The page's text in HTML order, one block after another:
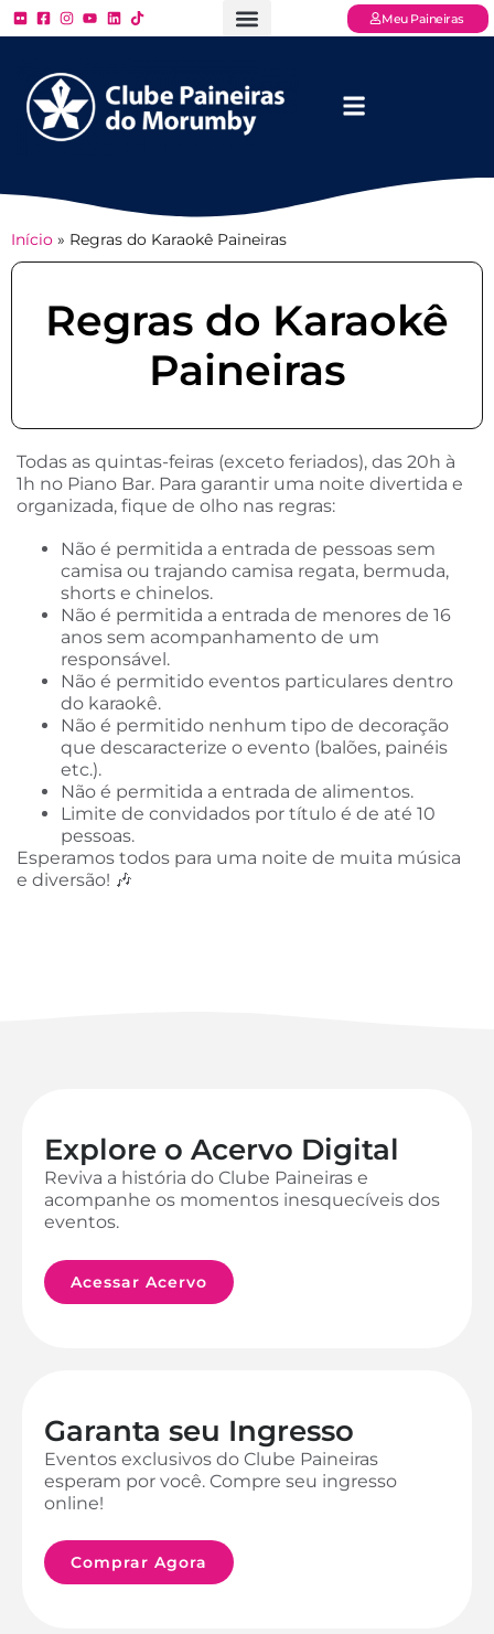
Meu Paineiras
Início » Regras do Karaokê Paineiras
Regras do Karaokê
Paineiras
Todas as quintas-feiras (exceto feriados), das 20h à
1h no Piano Bar. Para garantir uma noite divertida e
organizada, fique de olho nas regras:
Não é permitida a entrada de pessoas sem
camisa ou trajando camisa regata, bermuda,
shorts e chinelos.
Não é permitida a entrada de menores de 16
anos sem acompanhamento de um
responsável.
Não é permitido eventos particulares dentro
do karaokê.
Não é permitido nenhum tipo de decoração
que descaracterize o evento (balões, painéis
etc.).
Não é permitida a entrada de alimentos.
Limite de convidados por título é de até 10
pessoas.
Esperamos todos para uma noite de muita música
e diversão! 🎶
Explore o Acervo Digital
Reviva a história do Clube Paineiras e
acompanhe os momentos inesquecíveis dos
eventos.
Acessar Acervo
Garanta seu Ingresso
Eventos exclusivos do Clube Paineiras
esperam por você. Compre seu ingresso
online!
Comprar Agora